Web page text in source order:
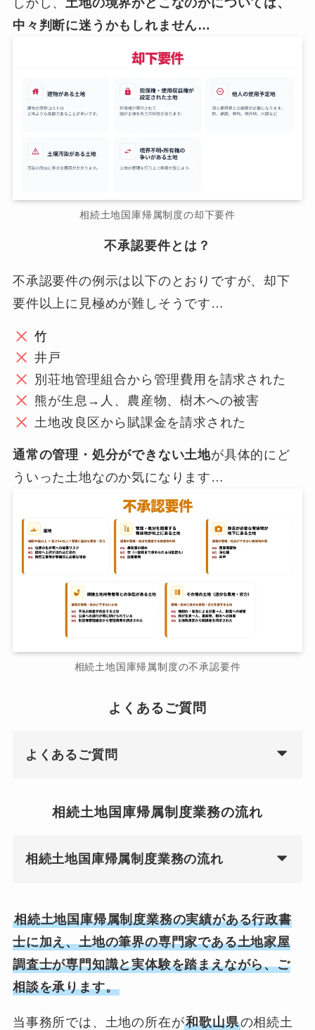
しかし、土地の境界がどこなのかについては、
中々判断に迷うかもしれません…
相続土地国庫帰属制度の却下要件
不承認要件とは？
不承認要件の例示は以下のとおりですが、却下
要件以上に見極めが難しそうです…
竹
井戸
別荘地管理組合から管理費用を請求された
熊が生息→人、農産物、樹木への被害
土地改良区から賦課金を請求された
通常の管理・処分ができない土地が具体的にど
ういった土地なのか気になります…
相続土地国庫帰属制度の不承認要件
よくあるご質問
よくあるご質問
相続土地国庫帰属制度業務の流れ
相続土地国庫帰属制度業務の流れ
相続土地国庫帰属制度業務の実績がある行政書
士に加え、土地の筆界の専門家である土地家屋
調査士が専門知識と実体験を踏まえながら、ご
相談を承ります。
当事務所では、土地の所在が和歌山県の相続土